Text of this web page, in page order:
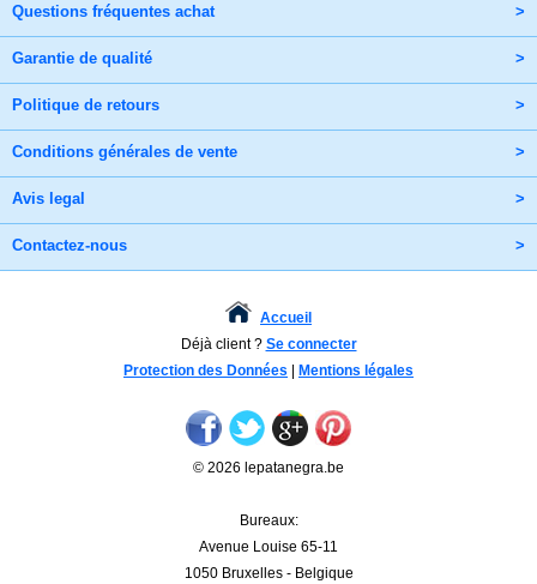
Questions fréquentes achat >
Garantie de qualité >
Politique de retours >
Conditions générales de vente >
Avis legal >
Contactez-nous >
Accueil
Déjà client ? Se connecter
Protection des Données
Mentions légales
© 2026 lepatanegra.be
Bureaux:
Avenue Louise 65-11
1050 Bruxelles - Belgique